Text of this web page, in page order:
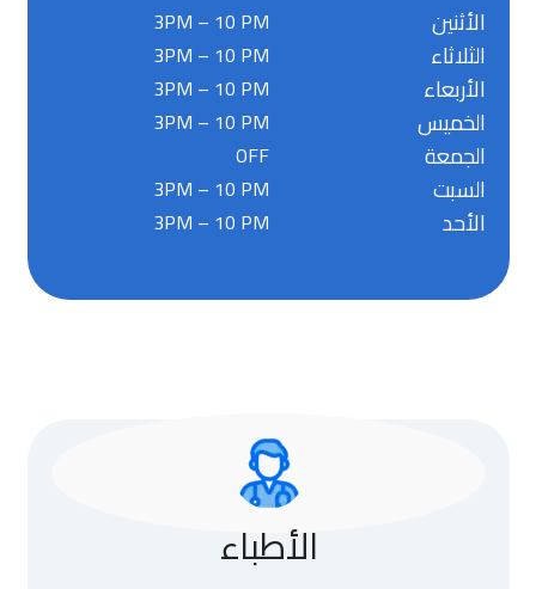
3PM – 10 PM الأثنين
3PM – 10 PM الثلاثاء
3PM – 10 PM الأربعاء
3PM – 10 PM الخميس
OFF الجمعة
3PM – 10 PM السبت
3PM – 10 PM الأحد
الأطباء